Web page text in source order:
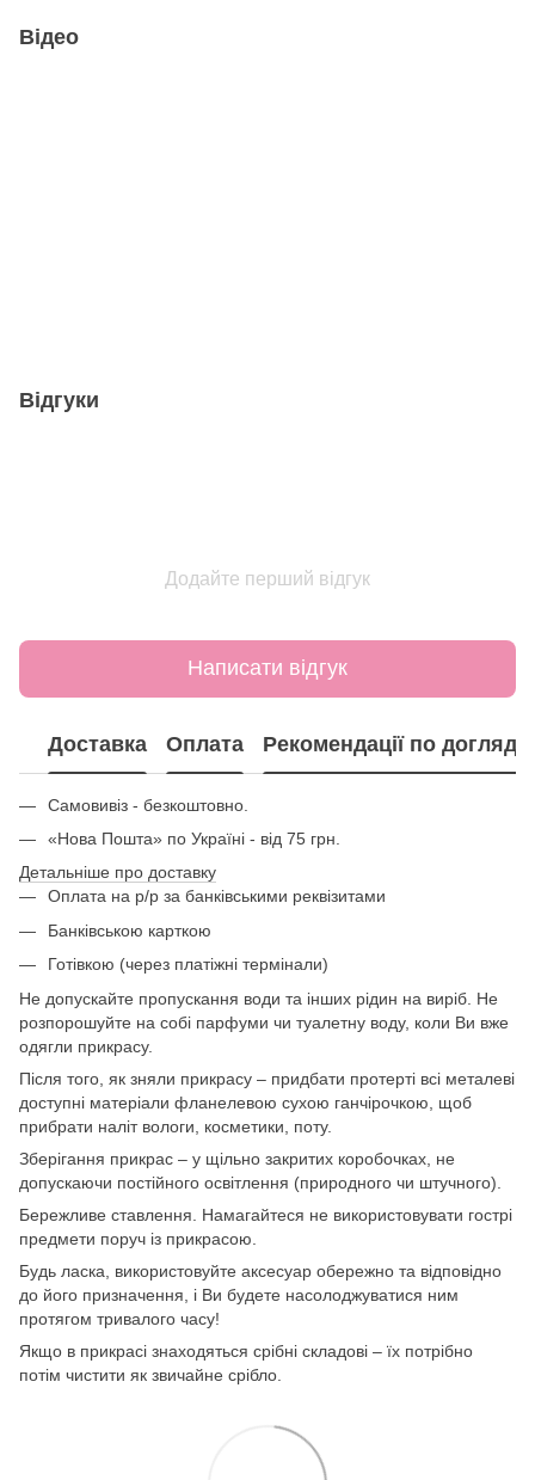
Відео
Відгуки
Додайте перший відгук
Написати відгук
Доставка Оплата Рекомендації по догляду
Самовивіз - безкоштовно.
«Нова Пошта» по Україні - від 75 грн.
Детальніше про доставку
Оплата на р/р за банківськими реквізитами
Банківською карткою
Готівкою (через платіжні термінали)
Не допускайте пропускання води та інших рідин на виріб. Не
розпорошуйте на собі парфуми чи туалетну воду, коли Ви вже
одягли прикрасу.
Після того, як зняли прикрасу – придбати протерті всі металеві
доступні матеріали фланелевою сухою ганчірочкою, щоб
прибрати наліт вологи, косметики, поту.
Зберігання прикрас – у щільно закритих коробочках, не
допускаючи постійного освітлення (природного чи штучного).
Бережливе ставлення. Намагайтеся не використовувати гострі
предмети поруч із прикрасою.
Будь ласка, використовуйте аксесуар обережно та відповідно
до його призначення, і Ви будете насолоджуватися ним
протягом тривалого часу!
Якщо в прикрасі знаходяться срібні складові – їх потрібно
потім чистити як звичайне срібло.